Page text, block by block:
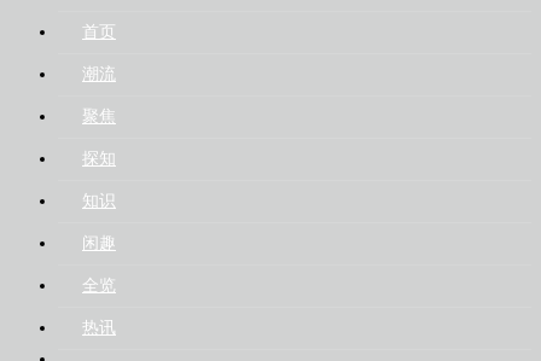
首页
潮流
聚焦
探知
知识
闲趣
全览
热讯